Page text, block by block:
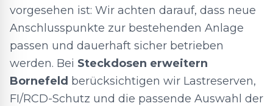
vorgesehen ist: Wir achten darauf, dass neue
Anschlusspunkte zur bestehenden Anlage
passen und dauerhaft sicher betrieben
werden. Bei Steckdosen erweitern
Bornefeld berücksichtigen wir Lastreserven,
FI/RCD-Schutz und die passende Auswahl der